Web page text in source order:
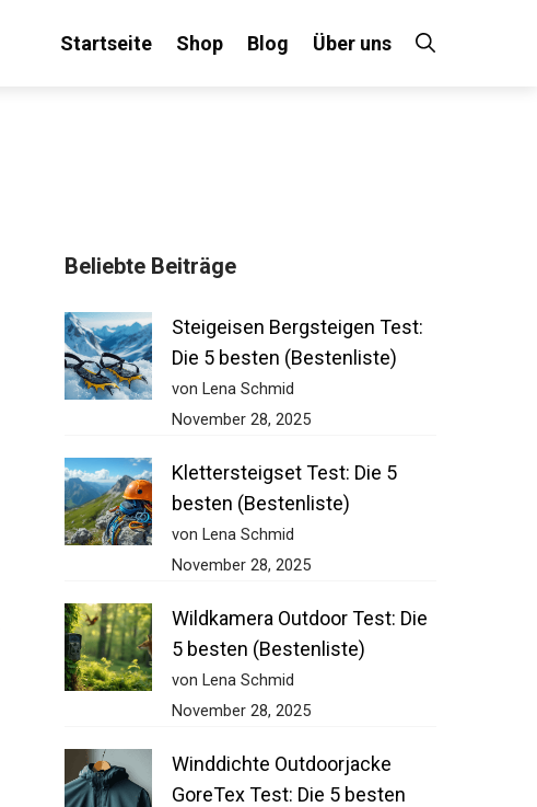
Startseite Shop Blog Über uns
Beliebte Beiträge
Steigeisen Bergsteigen Test:
Die 5 besten (Bestenliste)
von Lena Schmid
November 28, 2025
Klettersteigset Test: Die 5
besten (Bestenliste)
von Lena Schmid
November 28, 2025
Wildkamera Outdoor Test: Die
5 besten (Bestenliste)
von Lena Schmid
November 28, 2025
Winddichte Outdoorjacke
GoreTex Test: Die 5 besten